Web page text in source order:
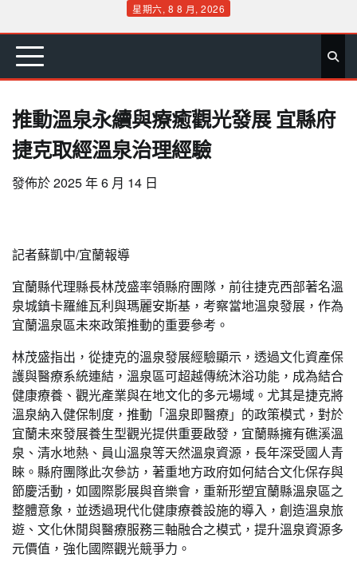
content
星期六, 8 8 月, 2026
首 要 娛 生 社 文 公 運 旅 政 地 專
推動溫泉永續與療癒觀光發展 宜縣府
捷克取經溫泉治理經驗
發佈於2025 年 6 月 14 日
記者蘇凱中/宜蘭報導
宜蘭縣代理縣長林茂盛率領縣府團隊，前往捷克西部著名溫
泉城鎮卡羅維瓦利與瑪麗安斯基，考察當地溫泉發展，作為
宜蘭溫泉區未來政策推動的重要參考。
林茂盛指出，從捷克的溫泉發展經驗顯示，透過文化資產保
護與醫療系統連結，溫泉區可超越傳統沐浴功能，成為結合
健康療養、觀光產業與在地文化的多元場域。尤其是捷克將
溫泉納入健保制度，推動「溫泉即醫療」的政策模式，對於
宜蘭未來發展養生型觀光提供重要啟發，宜蘭縣擁有礁溪溫
泉、清水地熱、員山溫泉等天然溫泉資源，長年深受國人青
睞。縣府團隊此次參訪，著重地方政府如何結合文化保存與
節慶活動，如國際影展與音樂會，重新形塑宜蘭縣溫泉區之
整體意象，並透過現代化健康療養設施的導入，創造溫泉旅
遊、文化休閒與醫療服務三軸融合之模式，提升溫泉資源多
元價值，強化國際觀光競爭力。